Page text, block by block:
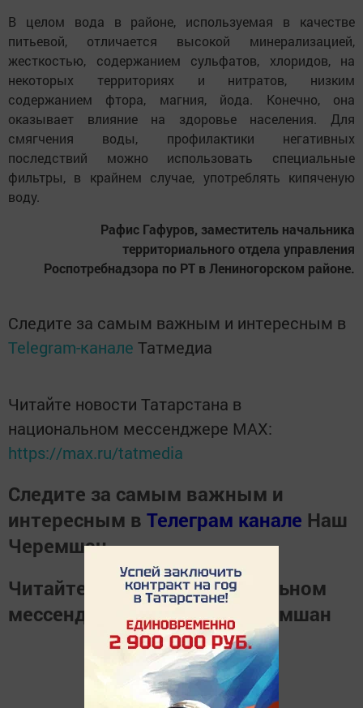
В целом вода в районе, используемая в качестве
питьевой, отличается высокой минерализацией,
жесткостью, содержанием сульфатов, хлоридов, на
некоторых территориях и нитратов, низким
содержанием фтора, магния, йода. Конечно, она
оказывает влияние на здоровье населения. Для
смягчения воды, профилактики негативных
последствий можно использовать специальные
фильтры, в крайнем случае, употреблять кипяченую
воду.
Рафис Гафуров, заместитель начальника
территориального отдела управления
Роспотребнадзора по РТ в Лениногорском районе.
Следите за самым важным и интересным в
Telegram-канале Татмедиа
Читайте новости Татарстана в
национальном мессенджере MАХ:
https://max.ru/tatmedia
Следите за самым важным и
интересным в Телеграм канале Наш
Черемшан
Читайте новости в национальном
мессенджереMАХНаш Черемшан